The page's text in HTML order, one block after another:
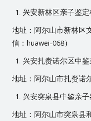
兴安新林区亲子鉴定
地址：阿尔山市新林区
信：huawei-068）
兴安扎赉诺尔区中
地址：阿尔山市扎赉诺
兴安突泉县中鉴亲
地址：阿尔山市突泉县